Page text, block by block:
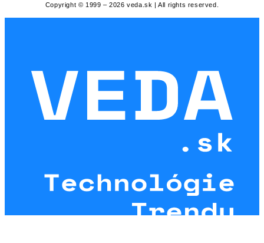
Copyright © 1999 – 2026 veda.sk | All rights reserved.